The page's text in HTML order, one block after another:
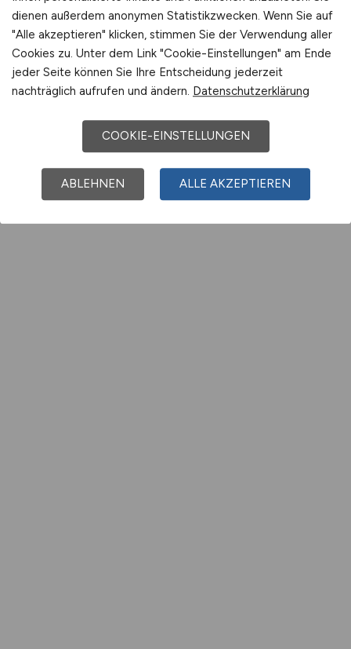
dienen außerdem anonymen Statistikzwecken. Wenn Sie auf
"Alle akzeptieren" klicken, stimmen Sie der Verwendung aller
Cookies zu. Unter dem Link "Cookie-Einstellungen" am Ende
jeder Seite können Sie Ihre Entscheidung jederzeit
nachträglich aufrufen und ändern. Datenschutzerklärung
COOKIE-EINSTELLUNGEN
ABLEHNEN ALLE AKZEPTIEREN